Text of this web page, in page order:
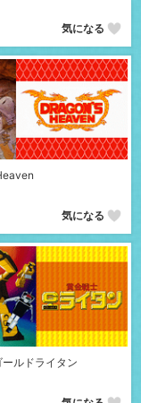
気になる
気になる
ルドライタン